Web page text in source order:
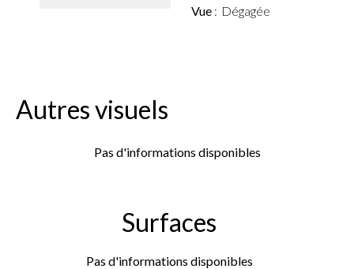
Vue Dégagée
Autres visuels
Pas d'informations disponibles
Surfaces
Pas d'informations disponibles